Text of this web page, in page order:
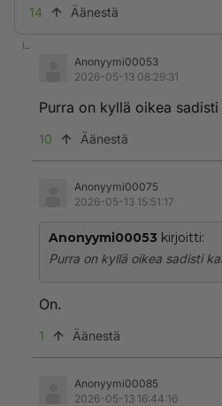
14 Äänestä
Anonyymi00053
2026-05-13 08:29:31
Purra on kyllä oikea
10 Äänestä
Anonyymi00075
2026-05-13 15:51:17
Anonyymi00053 kirjoitti:
Purra on kyllä oikea sadisti
On.
1 Äänestä
Anonyymi00085
2026-05-13 16:44:16